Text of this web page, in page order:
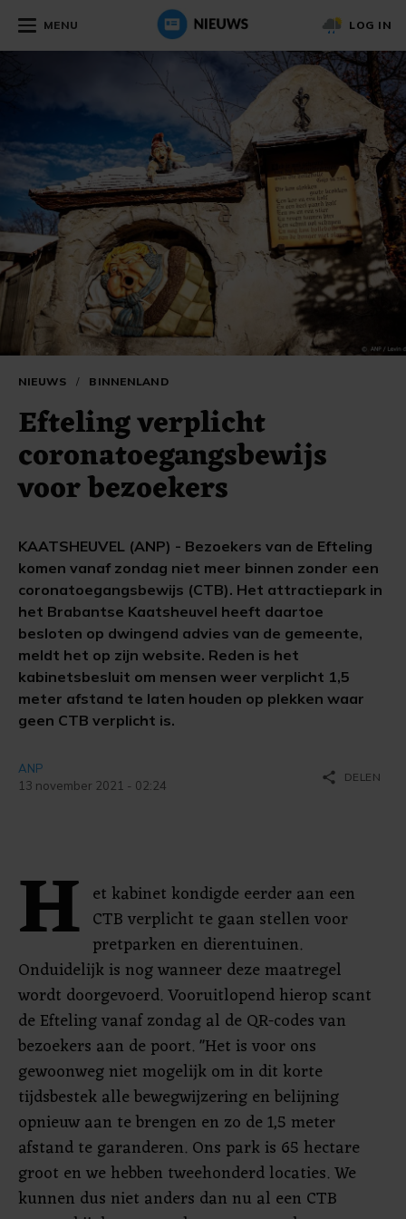
MENU LOG IN
NIEUWS / BINNENLAND
Efteling verplicht
coronatoegangsbewijs
voor bezoekers
KAATSHEUVEL (ANP) - Bezoekers van de Efteling
komen vanaf zondag niet meer binnen zonder een
coronatoegangsbewijs (CTB). Het attractiepark in
het Brabantse Kaatsheuvel heeft daartoe
besloten op dwingend advies van de gemeente,
meldt het op zijn website. Reden is het
kabinetsbesluit om mensen weer verplicht 1,5
meter afstand te laten houden op plekken waar
geen CTB verplicht is.
ANP
13 november 2021 - 02:24
share DELEN
H et kabinet kondigde eerder aan een
CTB verplicht te gaan stellen voor
pretparken en dierentuinen.
Onduidelijk is nog wanneer deze maatregel
wordt doorgevoerd. Vooruitlopend hierop scant
de Efteling vanaf zondag al de QR-codes van
bezoekers aan de poort. "Het is voor ons
gewoonweg niet mogelijk om in dit korte
tijdsbestek alle bewegwijzering en belijning
opnieuw aan te brengen en zo de 1,5 meter
afstand te garanderen. Ons park is 65 hectare
groot en we hebben tweehonderd locaties. We
kunnen dus niet anders dan nu al een CTB